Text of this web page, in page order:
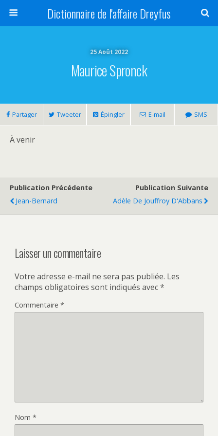
Dictionnaire de l'affaire Dreyfus
25 Août 2022
Maurice Spronck
Partager Tweeter Épingler E-mail SMS
À venir
Publication Précédente
Jean-Bernard
Publication Suivante
Adèle De Jouffroy D'Abbans
Laisser un commentaire
Votre adresse e-mail ne sera pas publiée. Les
champs obligatoires sont indiqués avec*
Commentaire *
Nom *